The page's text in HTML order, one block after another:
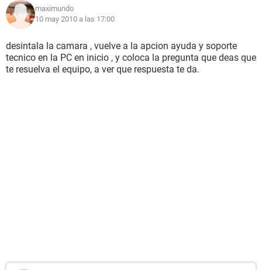
maximundo
10 may 2010 a las 17:00
desintala la camara , vuelve a la apcion ayuda y soporte
tecnico en la PC en inicio , y coloca la pregunta que deas que
te resuelva el equipo, a ver que respuesta te da.